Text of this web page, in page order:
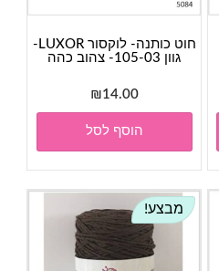
חוט כותנה- לוקסור LUXOR-
גוון 105-03- צהוב כהה
₪14.00
הוסף לסל
מבצע!